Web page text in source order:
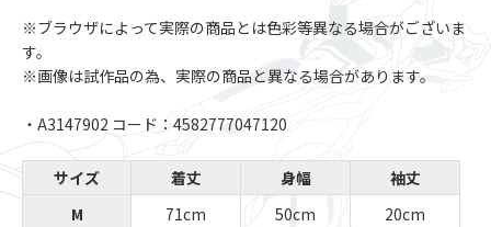
※ブラウザによって実際の商品とは色彩等異なる場合がございま
す。
※画像は試作品の為、実際の商品と異なる場合があります。
・A3147902 コード：4582777047120
サイズ 着丈 身幅
袖丈
M
71cm 50cm
20cm